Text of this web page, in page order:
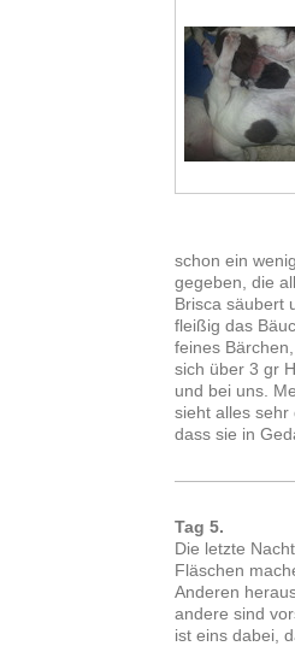
schon ein
gegeben, die
Brisca säubert
fleißig das
feines
sich über 3 gr
und bei uns.
sieht alles sehr
dass sie in
Tag 5.
Die letzte
Fläschen
Anderen
andere sind
ist eins dabei,